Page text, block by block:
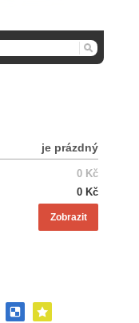
je prázdný
0 Kč
0 Kč
Zobrazit